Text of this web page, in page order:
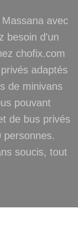
avec
besoin d'un
chofix.com
adaptés
de minivans
pouvant
de bus privés
personnes.
soucis, tout